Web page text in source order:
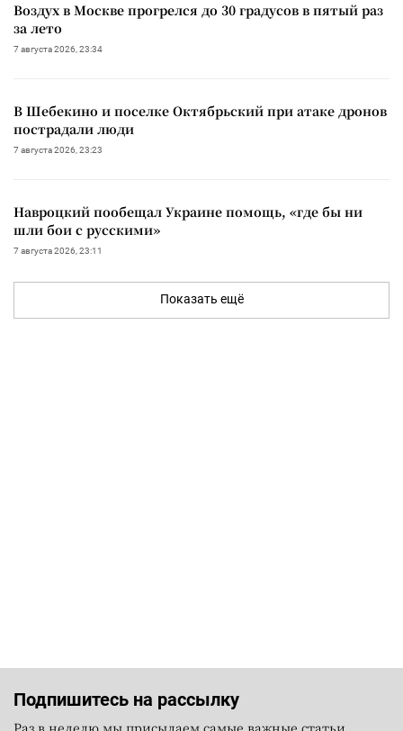
Воздух в Москве прогрелся до 30 градусов в пятый раз
за лето
7 августа 2026, 23:34
В Шебекино и поселке Октябрьский при атаке дронов
пострадали люди
7 августа 2026, 23:23
Навроцкий пообещал Украине помощь, «где бы ни
шли бои с русскими»
7 августа 2026, 23:11
Показать ещё
Подпишитесь на рассылку